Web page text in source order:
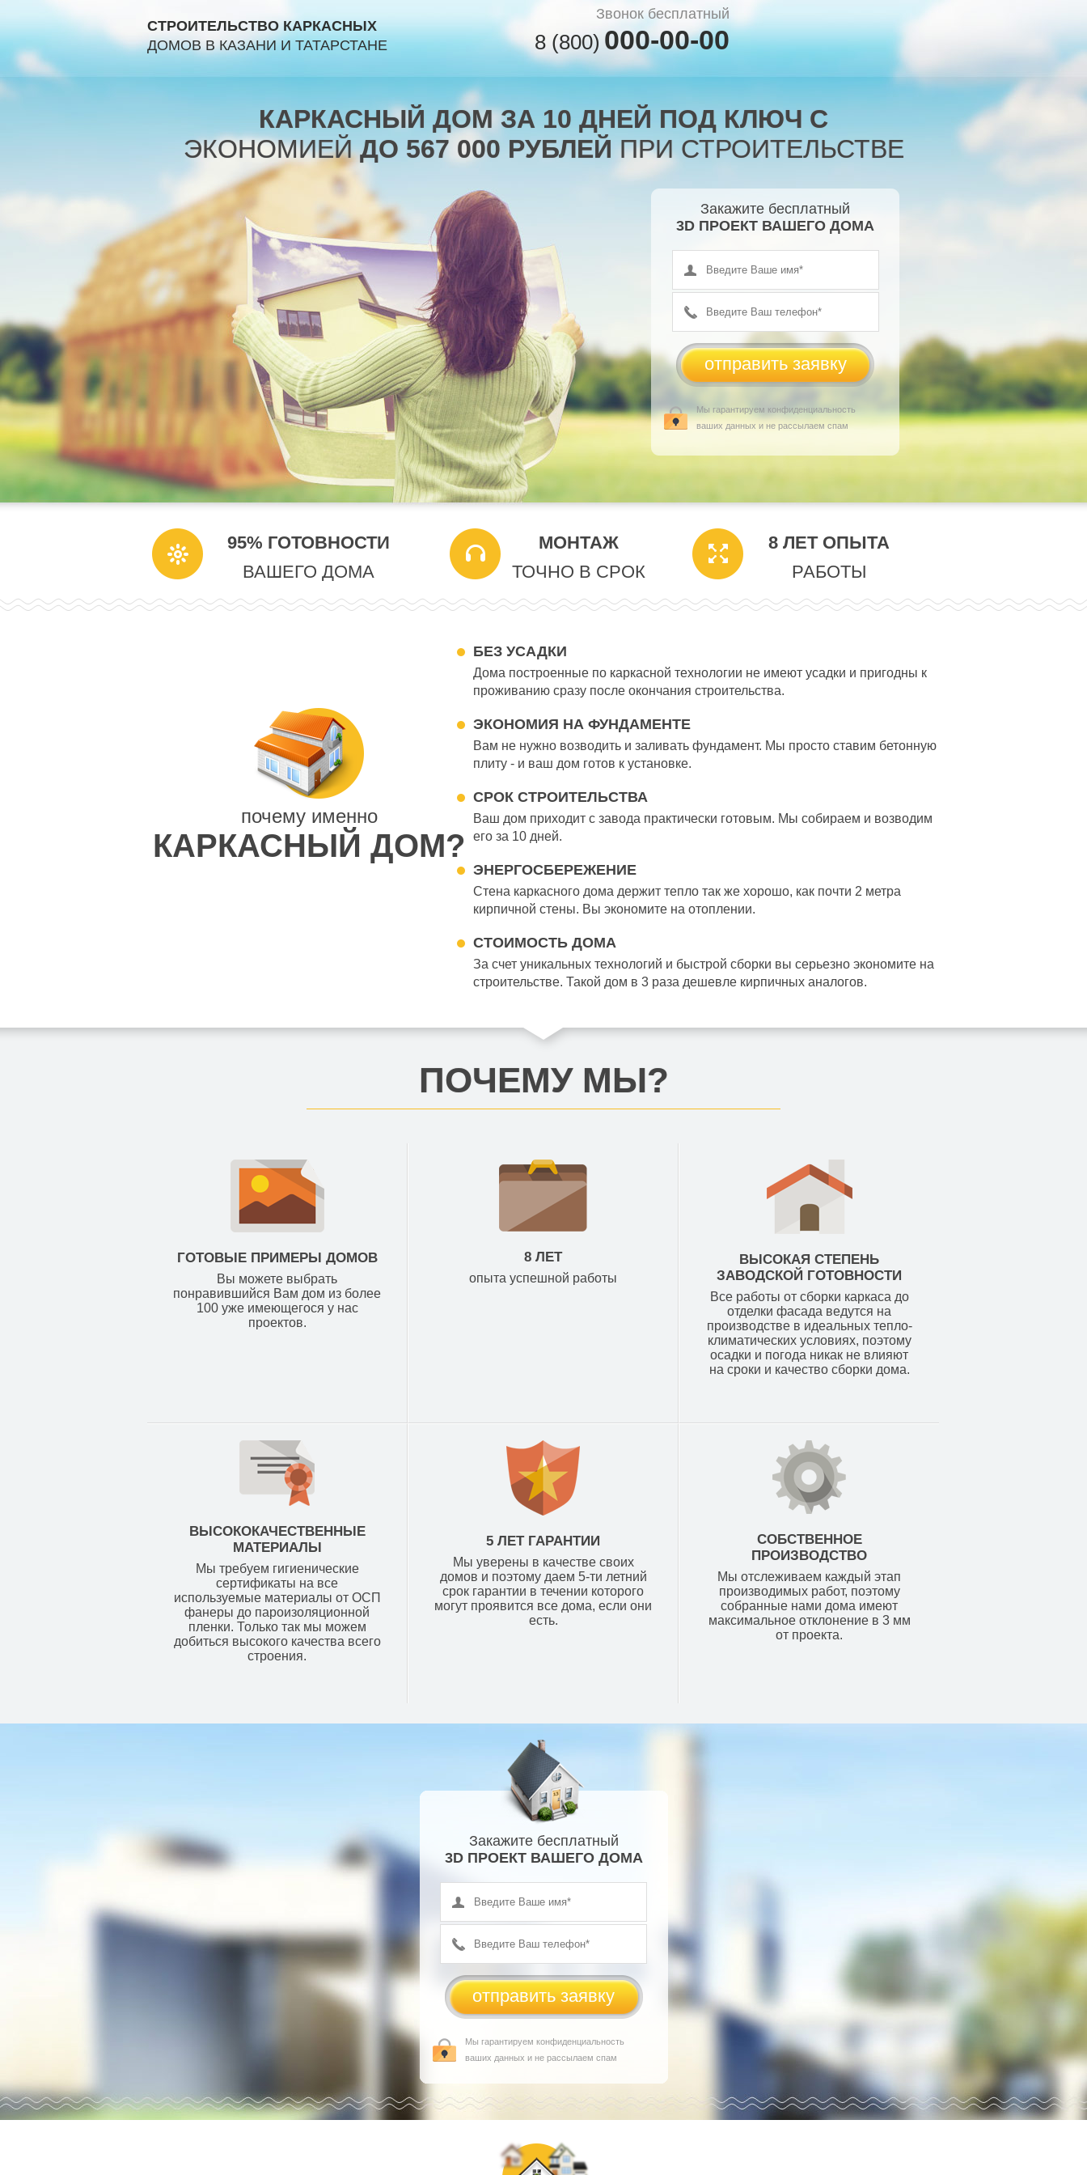
СТРОИТЕЛЬСТВО КАРКАСНЫХ
ДОМОВ В КАЗАНИ И ТАТАРСТАНЕ
Звонок бесплатный
8 (800) 000-00-00
КАРКАСНЫЙ ДОМ ЗА 10 ДНЕЙ ПОД КЛЮЧ С
ЭКОНОМИЕЙДО 567 000 РУБЛЕЙПРИ СТРОИТЕЛЬСТВЕ
Закажите бесплатный
3D ПРОЕКТ ВАШЕГО ДОМА
Мы гарантируем конфиденциальность
ваших данных и не рассылаем спам
95% ГОТОВНОСТИ
ВАШЕГО ДОМА
МОНТАЖ
ТОЧНО В СРОК
8 ЛЕТ ОПЫТА
РАБОТЫ
почему именно
КАРКАСНЫЙ ДОМ?
БЕЗ УСАДКИ
Дома построенные по каркасной технологии не имеют усадки и пригодны к
проживанию сразу после окончания строительства.
ЭКОНОМИЯ НА ФУНДАМЕНТЕ
Вам не нужно возводить и заливать фундамент. Мы просто ставим бетонную
плиту - и ваш дом готов к установке.
СРОК СТРОИТЕЛЬСТВА
Ваш дом приходит с завода практически готовым. Мы собираем и возводим
его за 10 дней.
ЭНЕРГОСБЕРЕЖЕНИЕ
Стена каркасного дома держит тепло так же хорошо, как почти 2 метра
кирпичной стены. Вы экономите на отоплении.
СТОИМОСТЬ ДОМА
За счет уникальных технологий и быстрой сборки вы серьезно экономите на
строительстве. Такой дом в 3 раза дешевле кирпичных аналогов.
ПОЧЕМУ МЫ?
ГОТОВЫЕ ПРИМЕРЫ ДОМОВ
Вы можете выбрать
понравившийся Вам дом из более
100 уже имеющегося у нас
проектов.
8 ЛЕТ
опыта успешной работы
ВЫСОКАЯ СТЕПЕНЬ
ЗАВОДСКОЙ ГОТОВНОСТИ
Все работы от сборки каркаса до
отделки фасада ведутся на
производстве в идеальных тепло-
климатических условиях, поэтому
осадки и погода никак не влияют
на сроки и качество сборки дома.
ВЫСОКОКАЧЕСТВЕННЫЕ
МАТЕРИАЛЫ
Мы требуем гигиенические
сертификаты на все
используемые материалы от ОСП
фанеры до пароизоляционной
пленки. Только так мы можем
добиться высокого качества всего
строения.
5 ЛЕТ ГАРАНТИИ
Мы уверены в качестве своих
домов и поэтому даем 5-ти летний
срок гарантии в течении которого
могут проявится все дома, если они
есть.
СОБСТВЕННОЕ
ПРОИЗВОДСТВО
Мы отслеживаем каждый этап
производимых работ, поэтому
собранные нами дома имеют
максимальное отклонение в 3 мм
от проекта.
Закажите бесплатный
3D ПРОЕКТ ВАШЕГО ДОМА
Мы гарантируем конфиденциальность
ваших данных и не рассылаем спам